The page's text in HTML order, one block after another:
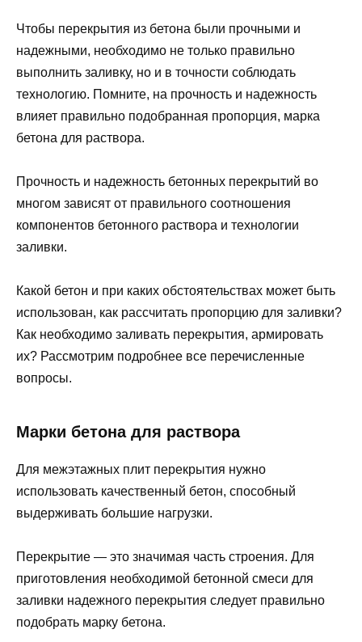
Чтобы перекрытия из бетона были прочными и
надежными, необходимо не только правильно
выполнить заливку, но и в точности соблюдать
технологию. Помните, на прочность и надежность
влияет правильно подобранная пропорция, марка
бетона для раствора.
Прочность и надежность бетонных перекрытий во
многом зависят от правильного соотношения
компонентов бетонного раствора и технологии
заливки.
Какой бетон и при каких обстоятельствах может быть
использован, как рассчитать пропорцию для заливки?
Как необходимо заливать перекрытия, армировать
их? Рассмотрим подробнее все перечисленные
вопросы.
Марки бетона для раствора
Для межэтажных плит перекрытия нужно
использовать качественный бетон, способный
выдерживать большие нагрузки.
Перекрытие — это значимая часть строения. Для
приготовления необходимой бетонной смеси для
заливки надежного перекрытия следует правильно
подобрать марку бетона.